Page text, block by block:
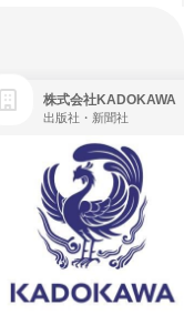
株式会社KADOKAWA
出版社・新聞社